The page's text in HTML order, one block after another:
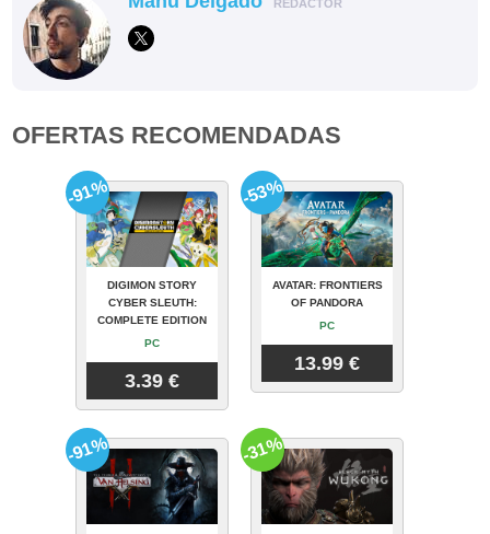
REDACTOR
OFERTAS RECOMENDADAS
DIGIMON STORY
CYBER SLEUTH:
COMPLETE EDITION
PC
3.39 €
-91%
AVATAR: FRONTIERS
OF PANDORA
PC
13.99 €
-53%
-91% -31%